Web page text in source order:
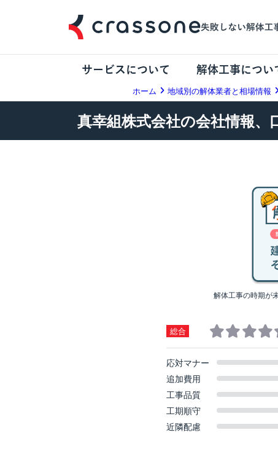
サービスについて 解体工事につい
ホーム 地域別の解体業者と相場情報
真幸組株式会社の会社情報、
解体工事の時期が
総合
応対マナー
追加費用
工事品質
工期順守
近隣配慮